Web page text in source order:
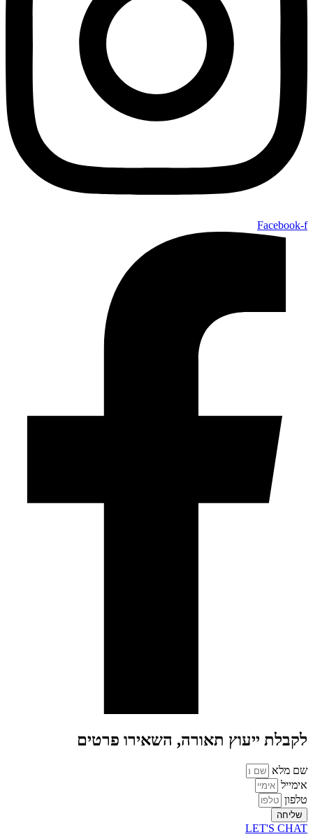
Facebook-f
לקבלת ייעוץ תאורה, השאירו פרטים
שם מלא
אימייל
טלפון
שליחה
LET'S CHAT